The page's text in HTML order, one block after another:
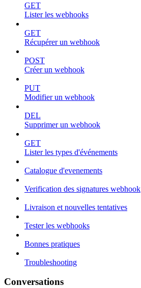
GET
Lister les webhooks
GET
Récupérer un webhook
POST
Créer un webhook
PUT
Modifier un webhook
DEL
Supprimer un webhook
GET
Lister les types d'événements
Catalogue d'evenements
Verification des signatures webhook
Livraison et nouvelles tentatives
Tester les webhooks
Bonnes pratiques
Troubleshooting
Conversations